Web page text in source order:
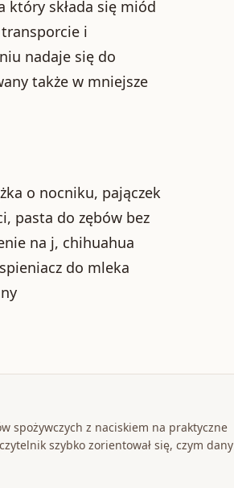
składa się miód
i
nadaje się do
także w mniejsze
o nocniku, pajączek
pasta do zębów bez
na j, chihuahua
do mleka
spożywczych z naciskiem na praktyczne
szybko zorientował się, czym dany